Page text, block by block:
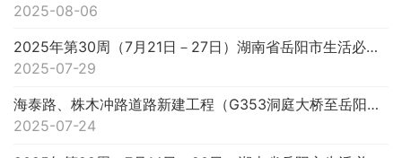
2025-08-06
2025年第30周（7月21日－27日）湖南省岳阳市生活必需品市场运行情况分析
2025-07-29
海泰路、株木冲路道路新建工程（G353洞庭大桥至岳阳东站K1 240-K1 799.970）项目建设方案批前公...(图)
2025-07-24